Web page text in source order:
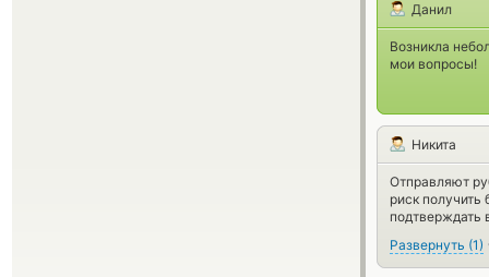
Данил
Возникла
мои вопросы!
Никита
Отправляют
риск получить
подтверждать
Развернуть (1)